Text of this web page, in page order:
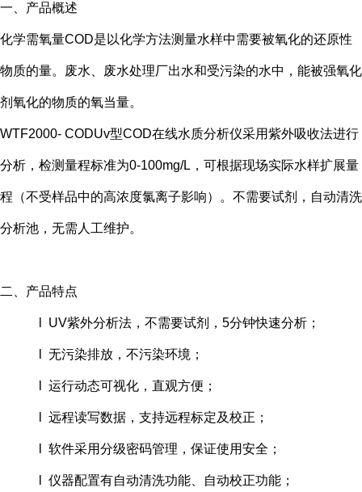
一、产品概述
化学需氧量COD是以化学方法测量水样中需要被氧化的还原性
物质的量。废水、废水处理厂出水和受污染的水中，能被强氧化
剂氧化的物质的氧当量。
WTF2000- CODUv型COD在线水质分析仪采用紫外吸收法进行
分析，检测量程标准为0-100mg/L，可根据现场实际水样扩展量
程（不受样品中的高浓度氯离子影响）。不需要试剂，自动清洗
分析池，无需人工维护。
二、产品特点
l UV紫外分析法，不需要试剂，5分钟快速分析；
l 无污染排放，不污染环境；
l 运行动态可视化，直观方便；
l 远程读写数据，支持远程标定及校正；
l 软件采用分级密码管理，保证使用安全；
l 仪器配置有自动清洗功能、自动校正功能；